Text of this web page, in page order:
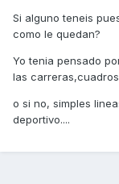
Si alguno teneis
como le quedan?
Yo tenia pensado
las
o si no, simples
deportivo....